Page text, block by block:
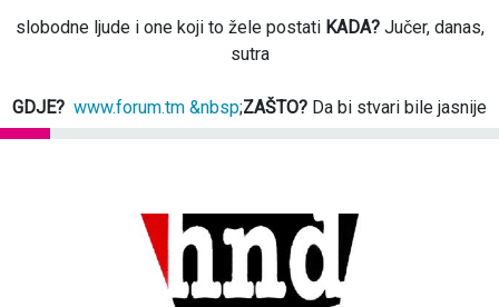
slobodne ljude i one koji to žele postati KADA?Jučer, danas,
sutra
GDJE? www.forum.tm &nbsp;ZAŠTO? Da bi stvari bile jasnije